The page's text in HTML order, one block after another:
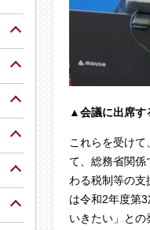
▲会議に出席す
これらを受け
て、総務省関係
わる税制等の
は令和2年度第
いきたい」と